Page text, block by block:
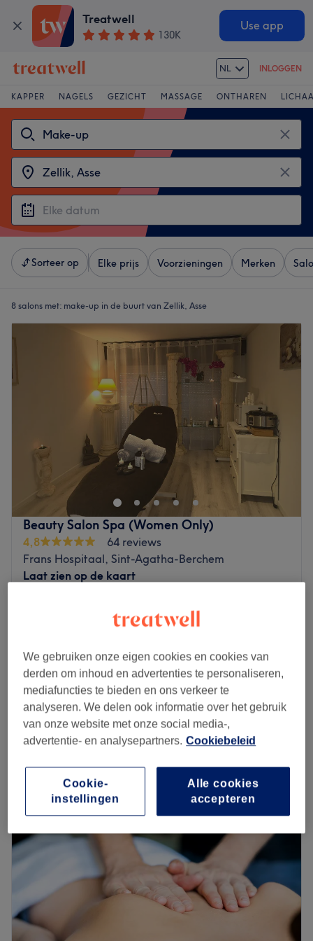
Treatwell
130K
Use app
NL INLOGGEN
KAPPER NAGELS GEZICHT MASSAGE ONTHAREN
Sorteer op Elke prijs Voorzieningen Merken
8 salons met: make-up in de buurt van Zellik, Asse
Beauty Salon Spa (Women Only)
4,8
64 reviews
Frans Hospitaal, Sint-Agatha-Berchem
Laat zien op de kaart
Dagmake-up
50 min
vanaf €55,25
bespaar tot 15%
Feestmake-up
1 u
vanaf
bespaar tot 15%
Kort overzicht salongegevens
Dinsdag
10:00–18:00
Woensdag
10:00–18:00
Vrijdag
10:00
18:00
10:00
18:00
–18:00
Beauty Salon Spa, situé à Berchem-Sainte-Agathe, est un
institut de beauté dédié au bien-être et à l’esthétique.
We gebruiken onze eigen cookies en cookies van
derden om inhoud en advertenties te personaliseren,
mediafuncties te bieden en ons verkeer te
analyseren. We delen ook informatie over het gebruik
van onze website met onze social media-,
advertentie- en analysepartners. Cookiebeleid
Alle cookies
accepteren
Cookie-
instellingen